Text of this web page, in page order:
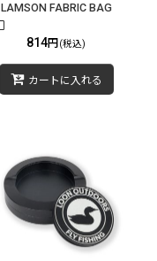
LAMSON FABRIC BAG
814円 (税込)
カートに入れる